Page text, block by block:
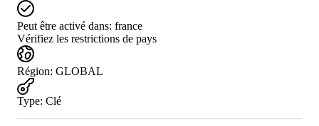
Peut être activé dans: france
Vérifiez les restrictions de pays
Région: GLOBAL
Type: Clé